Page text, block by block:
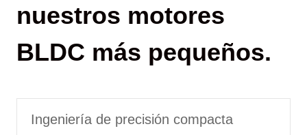
nuestros motores
BLDC más pequeños.
Ingeniería de precisión compacta